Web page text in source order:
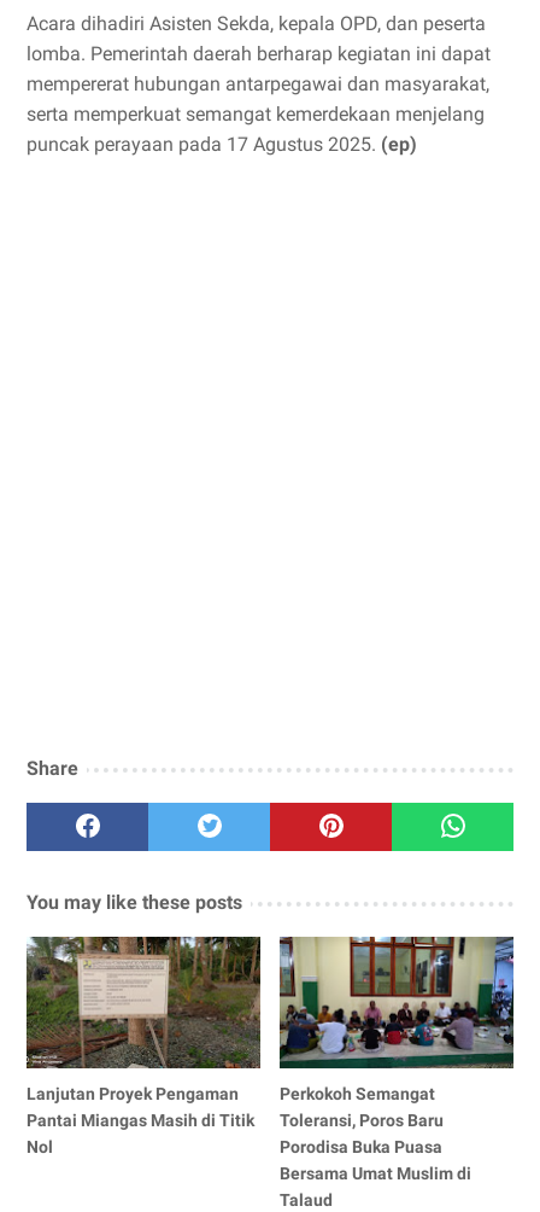
Acara dihadiri Asisten Sekda, kepala OPD, dan peserta
lomba. Pemerintah daerah berharap kegiatan ini dapat
mempererat hubungan antarpegawai dan masyarakat,
serta memperkuat semangat kemerdekaan menjelang
puncak perayaan pada 17 Agustus 2025. (ep)
Share
You may like these posts
Lanjutan Proyek Pengaman
Pantai Miangas Masih di Titik
Nol
Perkokoh Semangat
Toleransi, Poros Baru
Porodisa Buka Puasa
Bersama Umat Muslim di
Talaud